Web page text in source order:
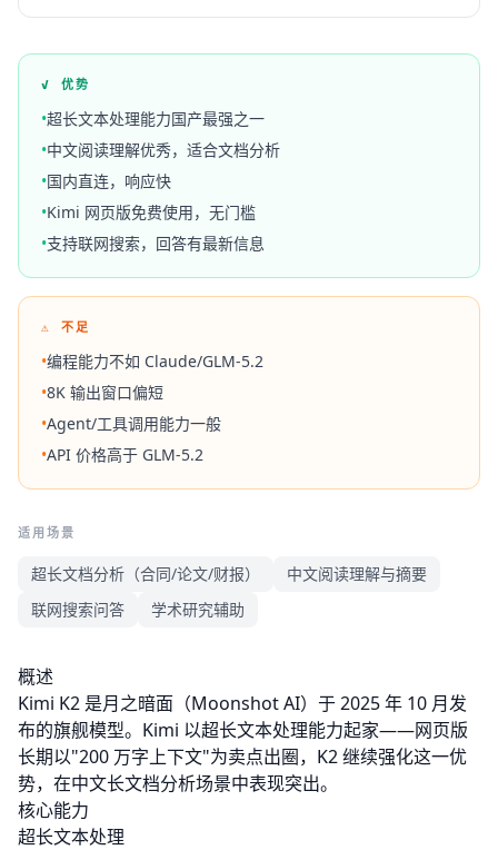
✓ 优势
•超长文本处理能力国产最强之一
•中文阅读理解优秀，适合文档分析
•国内直连，响应快
•Kimi 网页版免费使用，无门槛
•支持联网搜索，回答有最新信息
⚠ 不足
•编程能力不如 Claude/GLM-5.2
•8K 输出窗口偏短
•Agent/工具调用能力一般
•API 价格高于 GLM-5.2
适用场景
超长文档分析（合同/论文/财报）
中文阅读理解与摘要
联网搜索问答
学术研究辅助
概述
Kimi K2 是月之暗面（Moonshot AI）于 2025 年 10 月发
布的旗舰模型。Kimi 以超长文本处理能力起家——网页版
长期以"200 万字上下文"为卖点出圈，K2 继续强化这一优
势，在中文长文档分析场景中表现突出。
核心能力
超长文本处理